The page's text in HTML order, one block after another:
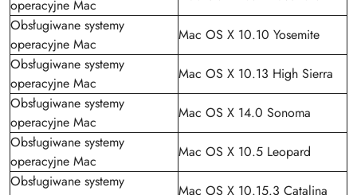
operacyjne Mac
Obsługiwane systemy
operacyjne Mac
Mac OS X 10.10 Yosemite
Obsługiwane systemy
operacyjne Mac
Mac OS X 10.13 High Sierra
Obsługiwane systemy
operacyjne Mac
Mac OS X 14.0 Sonoma
Obsługiwane systemy
operacyjne Mac
Mac OS X 10.5 Leopard
Obsługiwane systemy
Mac OS X 10.15.3 Catalina